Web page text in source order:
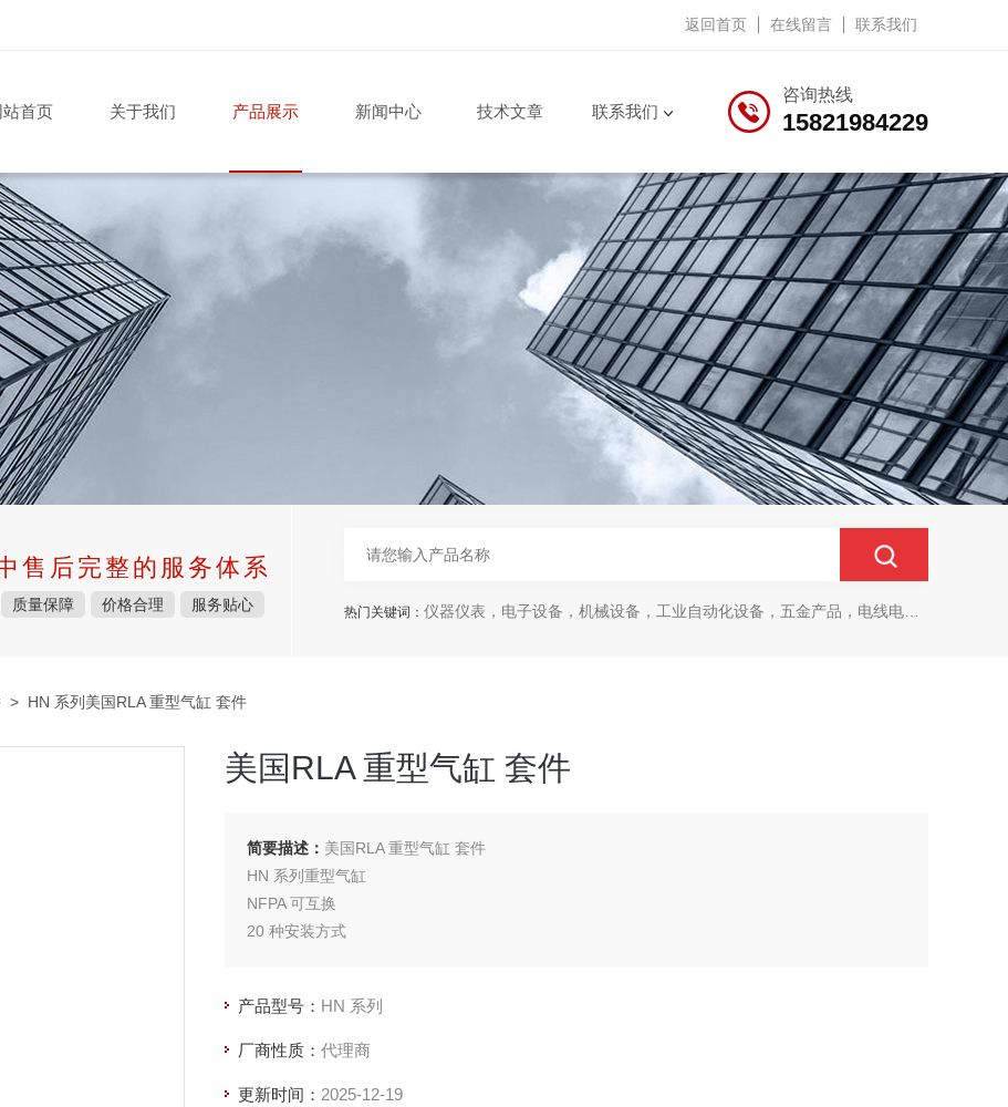
返回首页 在线留言 联系我们
咨询热线
15821984229
站首页 关于我们 产品展示 新闻中心 技术文章 联系我们
售后完整的服务体系
质量保障 价格合理 服务贴心 热门关键词： 仪器仪表，电子设备，机械设备，工业自动化设备，五金产品，电线电缆，金属材料，电子
> HN 系列美国RLA 重型气缸 套件
美国RLA 重型气缸 套件
简要描述： 美国RLA 重型气缸 套件
HN 系列重型气缸
NFPA 可互换
20 种安装方式
产品型号： HN 系列
厂商性质： 代理商
更新时间： 2025-12-19